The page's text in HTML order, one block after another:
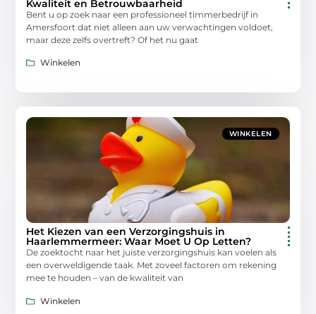
Kwaliteit en Betrouwbaarheid
Bent u op zoek naar een professioneel timmerbedrijf in
Amersfoort dat niet alleen aan uw verwachtingen voldoet,
maar deze zelfs overtreft? Of het nu gaat
Winkelen
WINKELEN
Het Kiezen van een Verzorgingshuis in
Haarlemmermeer: Waar Moet U Op Letten?
De zoektocht naar het juiste verzorgingshuis kan voelen als
een overweldigende taak. Met zoveel factoren om rekening
mee te houden – van de kwaliteit van
Winkelen